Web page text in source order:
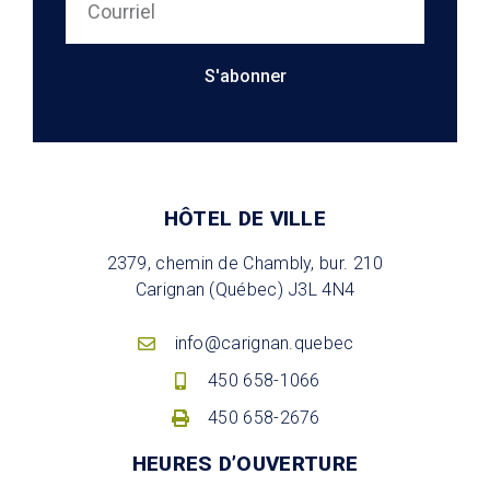
S'abonner
HÔTEL DE VILLE
2379, chemin de Chambly, bur. 210
Carignan (Québec) J3L 4N4
info@carignan.quebec
450 658-1066
450 658-2676
HEURES D’OUVERTURE